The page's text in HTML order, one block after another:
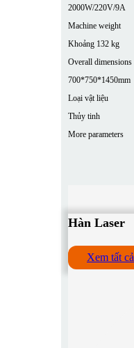
2000W/220V/9A
Machine weight
Khoảng 132 kg
Overall dimensions
700*750*1450mm
Loại vật liệu
Thủy tinh
More parameters
Hàn Laser
Xem tất cả